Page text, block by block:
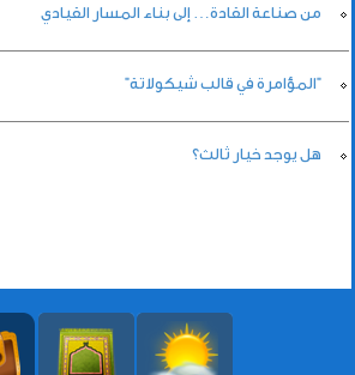
من صناعة القادة… إلى بناء المسار القيادي
"المؤامرة في قالب شيكولاتة"
هل يوجد خيار ثالث؟